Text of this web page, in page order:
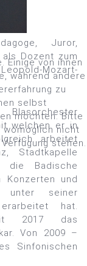
Juror,
Dozent zum
Mozart-
welchen er in
arbeitet
Stadtkapelle
die Badische
Konzerten und
unter seiner
hat.
2017 das
Von 2009 –
Sinfonischen
Einige von ihnen
während andere
zu
selbst
möchten. Bitte
womöglich nicht
stehen.